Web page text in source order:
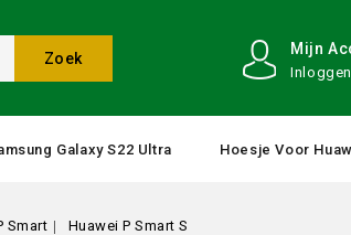
Mijn
Zoek
Galaxy S22 Ultra Hoesje Voor
Smart Huawei P Smart S